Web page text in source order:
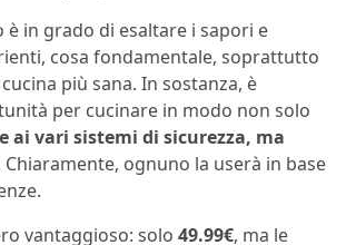
in grado di esaltare i sapori e
cosa fondamentale, soprattutto
più sana. In sostanza, è
per cucinare in modo non solo
ai vari sistemi di sicurezza, ma
Chiaramente, ognuno la userà in base
vantaggioso: solo 49.99€, ma le